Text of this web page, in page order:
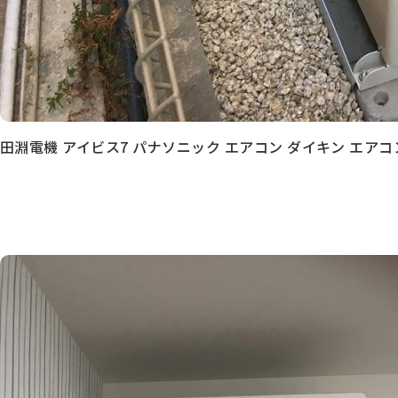
田淵電機 アイビス7 パナソニック エアコン ダイキン エアコ